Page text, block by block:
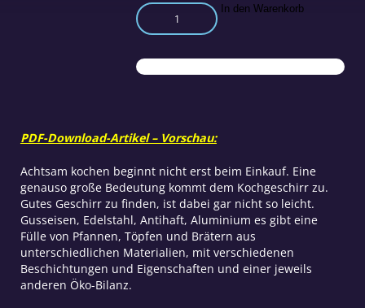
Wo
Öko-
gut
brutzeln
In den Warenkorb
PDF-Download-Artikel – Vorschau:
Achtsam kochen beginnt nicht erst beim Einkauf. Eine
genauso große Bedeutung kommt dem Kochgeschirr zu.
Gutes Geschirr zu finden, ist dabei gar nicht so leicht.
Gusseisen, Edelstahl, Antihaft, Aluminium es gibt eine
Fülle von Pfannen, Töpfen und Brätern aus
unterschiedlichen Materialien, mit verschiedenen
Beschichtungen und Eigenschaften und einer jeweils
anderen Öko-Bilanz.